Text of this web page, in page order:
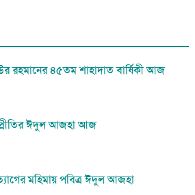
রহমানের ৪৫তম শাহাদাত বার্ষিকী আজ
ঈদুল আজহা আজ
মহিমায় পবিত্র ঈদুল আজহা